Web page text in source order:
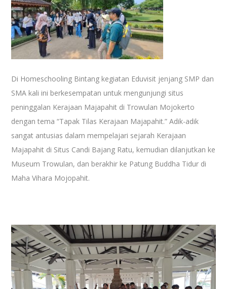
Di Homeschooling Bintang kegiatan Eduvisit jenjang SMP dan
SMA kali ini berkesempatan untuk mengunjungi situs
peninggalan Kerajaan Majapahit di Trowulan Mojokerto
dengan tema “Tapak Tilas Kerajaan Majapahit.” Adik-adik
sangat antusias dalam mempelajari sejarah Kerajaan
Majapahit di Situs Candi Bajang Ratu, kemudian dilanjutkan ke
Museum Trowulan, dan berakhir ke Patung Buddha Tidur di
Maha Vihara Mojopahit.